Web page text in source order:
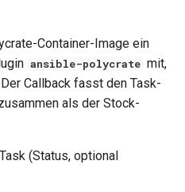
Container-Image ein
ansible-polycrate mit,
Callback fasst den Task-
als der Stock-
(Status, optional